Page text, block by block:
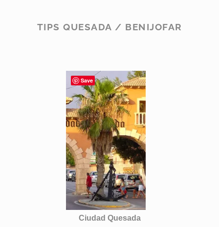
TIPS QUESADA / BENIJOFAR
Ciudad Quesada
Save